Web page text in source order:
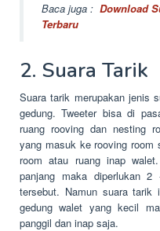
Baca juga : Download
Terbaru
2. Suara Tarik
Suara tarik merupakan jenis
gedung. Tweeter bisa di
ruang rooving dan nesting
yang masuk ke rooving room
room atau ruang inap
panjang maka diperlukan
tersebut. Namun suara tarik
gedung walet yang kecil
panggil dan inap saja.